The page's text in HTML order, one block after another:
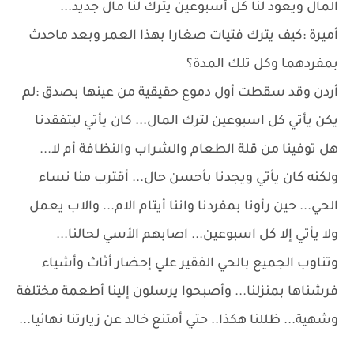
المال ويعود لنا كل أسبوعين يترك لنا مال جديد...
أميرة :كيف يترك فتيات صغارا بهذا العمر وبعد ماحدث
بمفردهما وكل تلك المدة؟
أردن وقد سقطت أول دموع حقيقية من عينها بصدق :لم
يكن يأتي كل اسبوعين لترك المال... كان يأتي ليتفقدنا
هل توفينا من قلة الطعام والشراب والنظافة أم لا...
ولكنه كان يأتي ويجدنا بأحسن حال... أقترب منا نساء
الحي... حين رأونا بمفردنا واننا أيتام الام... والاب يعمل
ولا يأتي إلا كل اسبوعين... اصابهم الأسي لحالنا...
وتناوب الجميع بالحي الفقير علي إحضار أثاث وأشياء
فرشناها بمنزلنا... وأصبحوا يرسلون إلينا أطعمة مختلفة
وشهية... ظللنا هكذا.. حتي أمتنع خالد عن زيارتنا نهائيا...